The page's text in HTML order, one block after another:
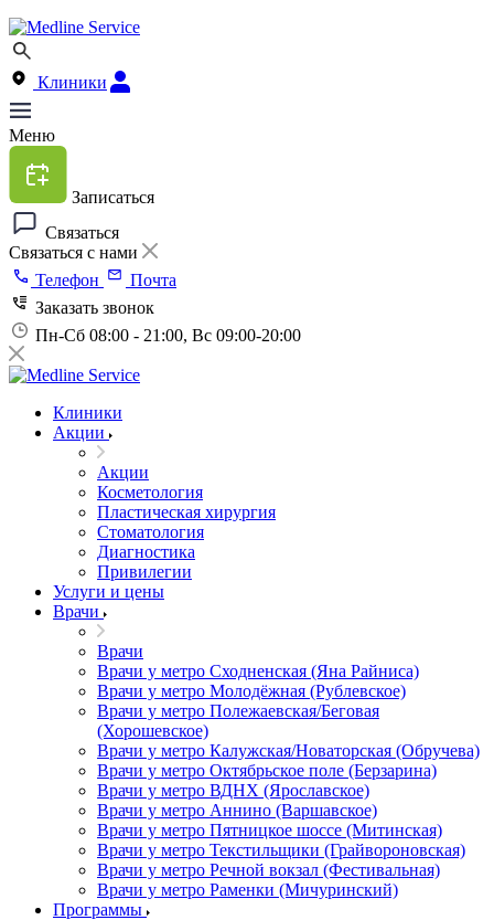
Клиники
Меню
Записаться
Связаться
Связаться с нами
Телефон
Почта
Заказать звонок
Пн-Сб 08:00 - 21:00, Вс 09:00-20:00
Клиники
Акции
Акции
Косметология
Пластическая хирургия
Стоматология
Диагностика
Привилегии
Услуги и цены
Врачи
Врачи
Врачи у метро Сходненская (Яна Райниса)
Врачи у метро Молодёжная (Рублевское)
Врачи у метро Полежаевская/Беговая
(Хорошевское)
Врачи у метро Калужская/Новаторская (Обручева)
Врачи у метро Октябрьское поле (Берзарина)
Врачи у метро ВДНХ (Ярославское)
Врачи у метро Аннино (Варшавское)
Врачи у метро Пятницкое шоссе (Митинская)
Врачи у метро Текстильщики (Грайвороновская)
Врачи у метро Речной вокзал (Фестивальная)
Врачи у метро Раменки (Мичуринский)
Программы